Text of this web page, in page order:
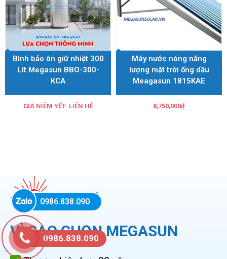
Bình bảo ôn giữ nhiệt 300
Lít Megasun BBO-300-
KCA
GIÁ NIÊM YẾT- LIÊN HỆ
Máy nước nóng năng
lượng mặt trời ống dầu
Meagasun 1815KAE
8,750,000₫
VÌ SAO CHỌN MEGASUN
0986.838.090
0986.838.090